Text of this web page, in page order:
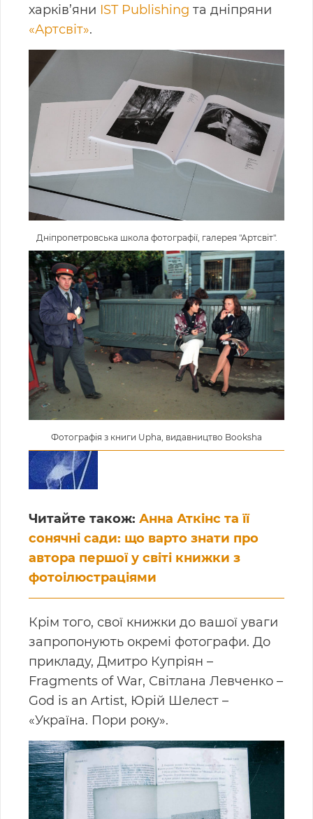
харків’яни IST Publishing та дніпряни
«Артсвіт».
Дніпропетровська школа фотографії, галерея "Артсвіт".
Фотографія з книги Upha, видавництво Booksha
Читайте також: Анна Аткінс та її
сонячні сади: що варто знати про
автора першої у світі книжки з
фотоілюстраціями
Крім того, свої книжки до вашої уваги
запропонують окремі фотографи. До
прикладу, Дмитро Купріян –
Fragments of War, Світлана Левченко –
God is an Artist, Юрій Шелест –
«Україна. Пори року».